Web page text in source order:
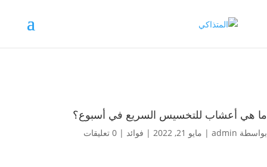
ما هي أعشاب للتخسيس السريع في أسبوع؟
بواسطة admin
| مايو 21, 2022 | فوائد | 0 تعليقات